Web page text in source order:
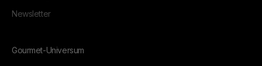
Newsletter
Gourmet-Universum